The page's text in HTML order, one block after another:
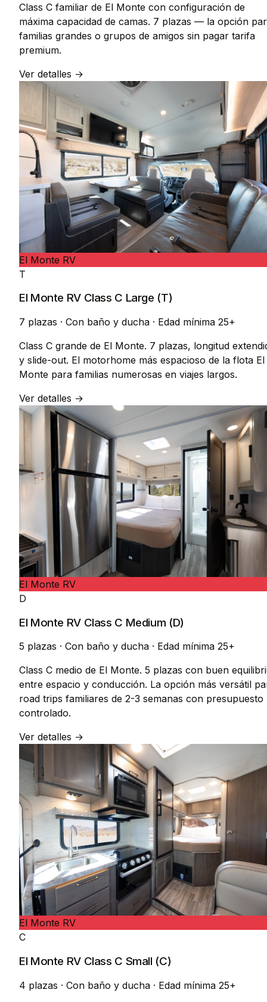
Class C familiar de El Monte con configuración de
máxima capacidad de camas. 7 plazas — la opción
familias grandes o grupos de amigos sin pagar tarifa
premium.
Ver detalles →
El Monte RV
T
El Monte RV Class C Large (T)
7 plazas · Con baño y ducha · Edad mínima 25+
Class C grande de El Monte. 7 plazas, longitud
y slide-out. El motorhome más espacioso de la flota El
Monte para familias numerosas en viajes largos.
Ver detalles →
El Monte RV
D
El Monte RV Class C Medium (D)
5 plazas · Con baño y ducha · Edad mínima 25+
Class C medio de El Monte. 5 plazas con buen
entre espacio y conducción. La opción más versátil
road trips familiares de 2-3 semanas con presupuesto
controlado.
Ver detalles →
El Monte RV
C
El Monte RV Class C Small (C)
4 plazas · Con baño y ducha · Edad mínima 25+